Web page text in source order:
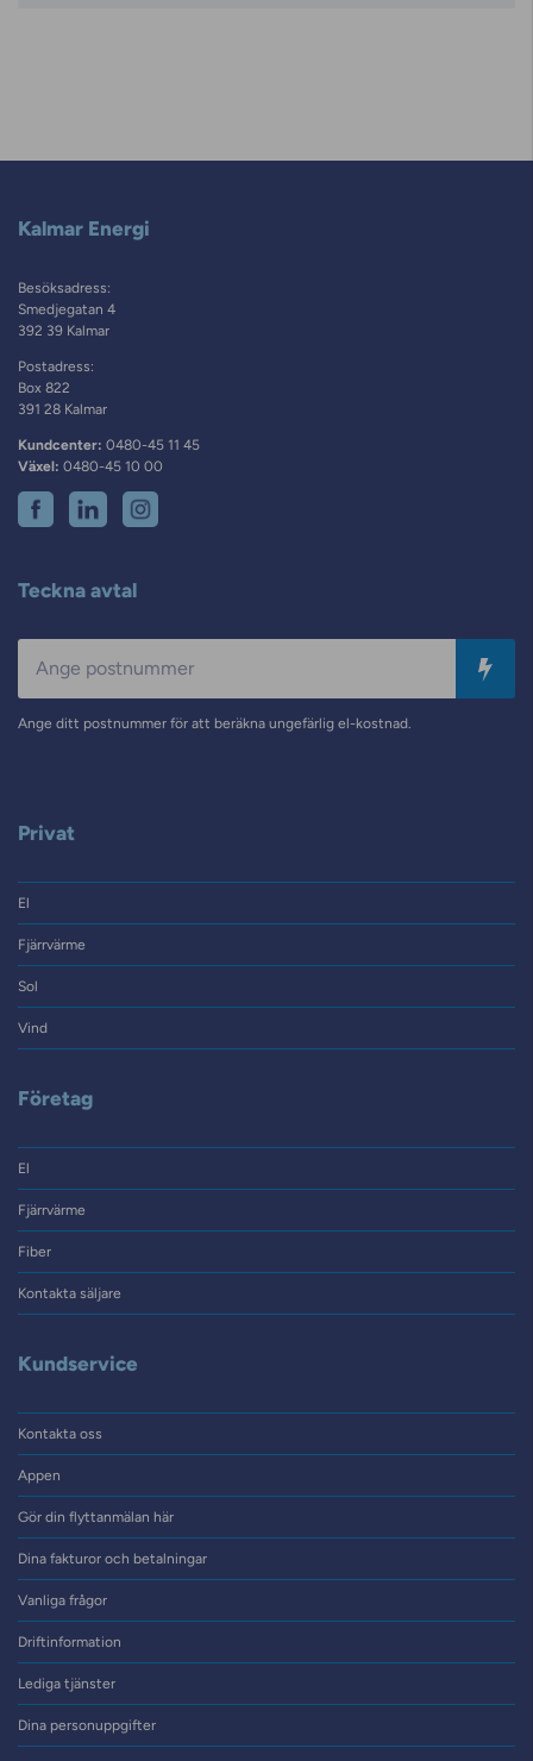
Kalmar Energi
Besöksadress:
Smedjegatan 4
392 39 Kalmar
Postadress:
Box 822
391 28 Kalmar
Kundcenter: 0480-45 11 45
Växel: 0480-45 10 00
Teckna avtal
Ange ditt postnummer för att beräkna ungefärlig el-kostnad.
Privat
El
Fjärrvärme
Sol
Vind
Företag
El
Fjärrvärme
Fiber
Kontakta säljare
Kundservice
Kontakta oss
Appen
Gör din flyttanmälan här
Dina fakturor och betalningar
Vanliga frågor
Driftinformation
Lediga tjänster
Dina personuppgifter